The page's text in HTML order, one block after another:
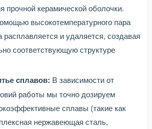
прочной керамической оболочки.
высокотемпературного пара
и удаляется, создавая
соответствующую структуре
сплавов: В зависимости от
работы мы точно дозируем
сплавы (такие как
нержавеющая сталь,